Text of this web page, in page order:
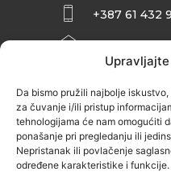
Da bismo pružili najbolje
za čuvanje i/ili pristup
tehnologijama će nam omogućiti
ponašanje pri pregledanju ili
Nepristanak ili povlačenje
određene karakteristike i funkcije.
+387 61 432